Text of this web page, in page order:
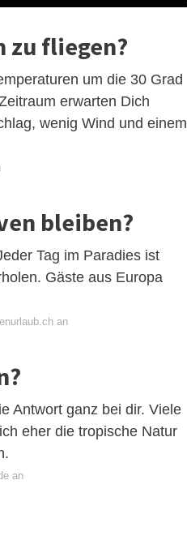
zu fliegen?
um die 30 Grad
erwarten Dich
wenig Wind und einem
bleiben?
Tag im Paradies ist
Gäste aus Europa
an
Antwort ganz bei dir. Viele
eher die tropische Natur
an